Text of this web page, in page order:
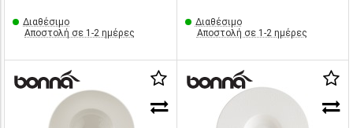
Διαθέσιμο
Αποστολή σε 1-2 ημέρες
Διαθέσιμο
Αποστολή σε 1-2 ημέρες